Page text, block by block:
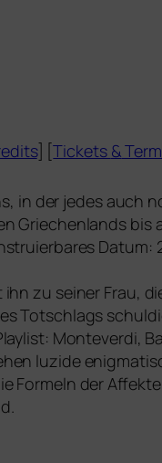
] [Tickets &
in der jedes auch
Griechenlands bis
Datum:
zu sei­ner Frau,
Totschlags
Monteverdi,
luzi­de
Formeln der